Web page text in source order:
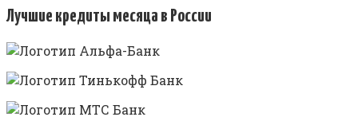
Лучшие кредиты месяца в России